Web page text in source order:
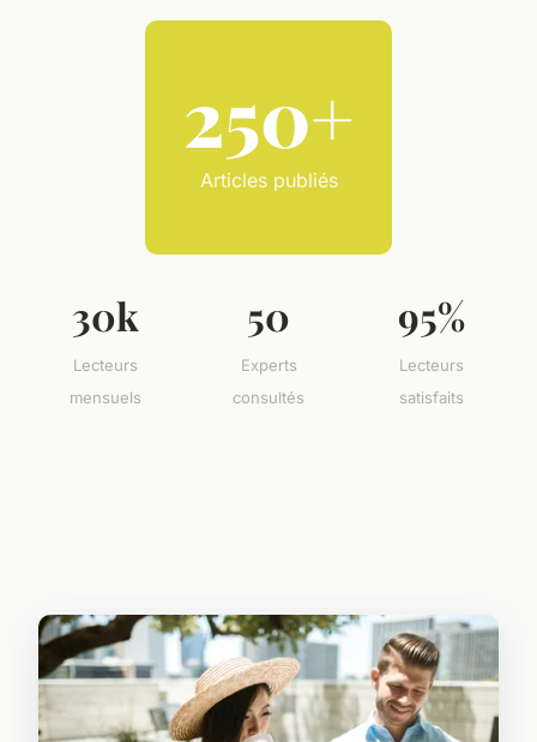
250+
Articles publiés
30k
Lecteurs
mensuels
50
Experts
consultés
95%
Lecteurs
satisfaits